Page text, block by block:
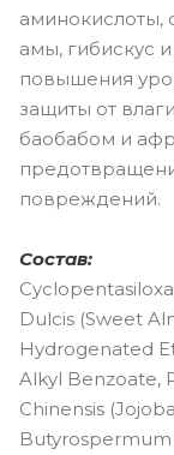
аминокислоты,
амы, гибискус
повышения
защиты от
баобабом и
повреждений.
Состав:
Dulcis (Sweet
Hydrogenated
Alkyl Benzoate,
Chinensis
Butyrospermum